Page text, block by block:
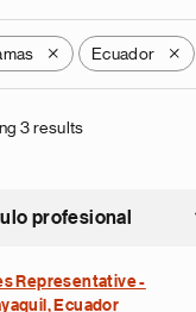
X Ecuador X
3 results
profesional
Representative -
Ecuador